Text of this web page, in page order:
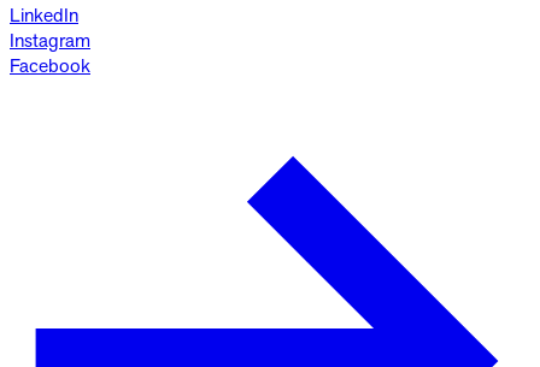
LinkedIn
Instagram
Facebook